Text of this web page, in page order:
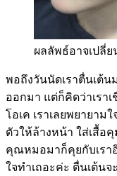
ผลลัพธ์อาจเปลี่ย
พอถึงวันนัดเราตื่นเต้น
ออกมา แต่ก็คิดว่าเรา
โอเค เราเลยพยายาม
ตัวให้ล้างหน้า ใส่เสื้อ
คุณหมอมาก็คุยกับเรา
ใจทำเถอะค่ะ ตื่นเต้น